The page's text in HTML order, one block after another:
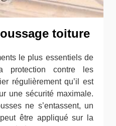
toiture
le plus essentiels de
protection contre les
régulièrement qu’il est
une sécurité maximale.
ne s’entassent, un
être appliqué sur la